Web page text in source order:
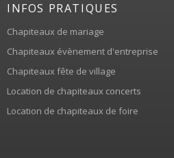
INFOS PRATIQUES
Chapiteaux de mariage
Chapiteaux évènement d'entreprise
Chapiteaux fête de village
Location de chapiteaux concerts
Location de chapiteaux de foire